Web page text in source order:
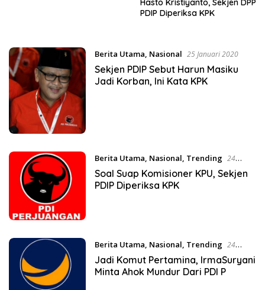
Hasto Kristiyanto, Sekjen DPP
PDIP Diperiksa KPK
Berita Utama, Nasional 25 Januari 2020
Sekjen PDIP Sebut Harun Masiku
Jadi Korban, Ini Kata KPK
Berita Utama, Nasional, Trending 24
Januari 2020
Soal Suap Komisioner KPU, Sekjen
PDIP Diperiksa KPK
Berita Utama, Nasional, Trending 24
November 2019
Jadi Komut Pertamina, IrmaSuryani
Minta Ahok Mundur Dari PDI P